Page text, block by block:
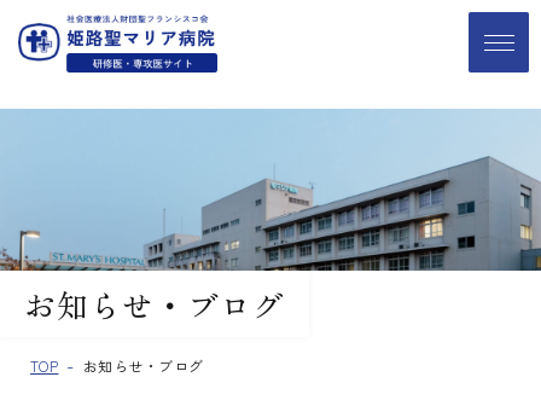
お知らせ・ブログ
TOP お知らせ・ブログ